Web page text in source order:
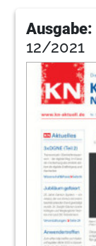
Ausgabe:
12/2021